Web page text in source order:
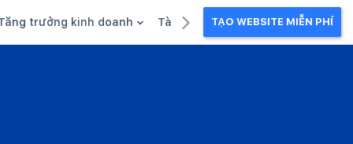
trưởng kinh doanh Tài liệu kinh doanhTẠO WEBSITE MIỄN PHÍ